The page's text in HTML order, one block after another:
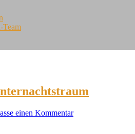
Team
einen Kommentar